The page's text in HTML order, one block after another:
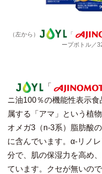
（左から） 「
ープボトル／
「
ニ油100％の機能性表示
属する「アマ」という植
オメガ3（n-3系）脂肪酸
に含んでいます。α-リノ
分で、肌の保湿力を高め
ています。クセが無いの